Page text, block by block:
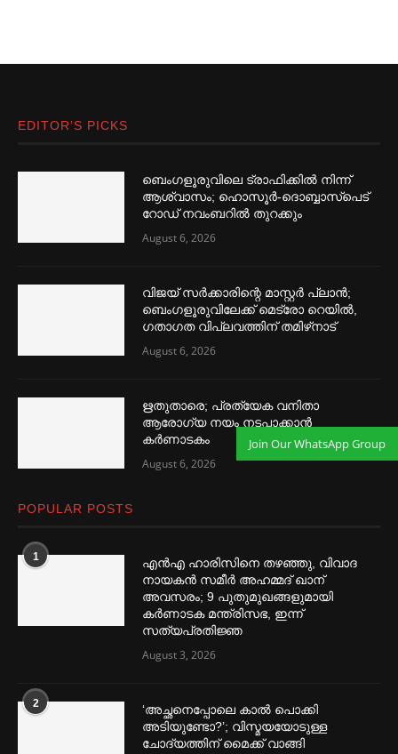
EDITOR’S PICKS
ബെംഗളൂരുവിലെ ട്രാഫിക്കില്‍ നിന്ന്
ആശ്വാസം; ഹൊസൂര്‍-ദൊബ്ബാസ്പെട്
റോഡ് നവംബറില്‍ തുറക്കും
August 6, 2026
വിജയ് സര്‍ക്കാരിന്റെ മാസ്റ്റര്‍ പ്ലാന്‍;
ബെംഗളൂരുവിലേക്ക് മെട്രോ റെയില്‍,
ഗതാഗത വിപ്ലവത്തിന് തമിഴ്‌നാട്
August 6, 2026
ഋതുതാരെ; പ്രത്യേക വനിതാ
ആരോഗ്യ നയം നടപ്പാക്കാൻ
കര്‍ണാടകം
August 6, 2026
POPULAR POSTS
1
എൻഎ ഹാരിസിനെ തഴ‌‍ഞ്ഞു, വിവാദ
നായകൻ സമീര്‍ അഹമ്മദ് ഖാന്
അവസരം; 9 പുതുമുഖങ്ങളുമായി
കര്‍ണാടക മന്ത്രിസഭ, ഇന്ന്
സത്യപ്രതിജ്ഞ
August 3, 2026
2
‘അച്ഛനെപ്പോലെ കാല്‍ പൊക്കി
അടിയുണ്ടോ?’; വിസ്മയയോടുള്ള
ചോദ്യത്തിന് മൈക്ക് വാങ്ങി
Join Our WhatsApp Group